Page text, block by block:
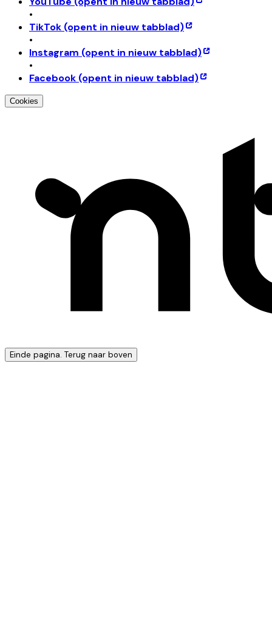
•
TikTok (opent in nieuw tabblad)
•
Instagram (opent in nieuw tabblad)
•
Facebook (opent in nieuw tabblad)
Cookies
Einde pagina. Terug naar boven